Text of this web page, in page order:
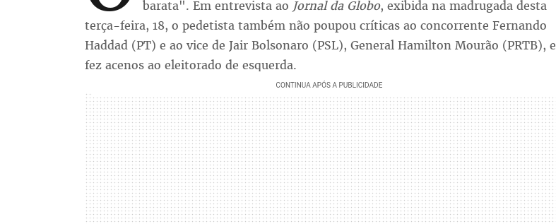
barata". Em entrevista ao Jornal da Globo, exibida na madrugada desta
terça-feira, 18, o pedetista também não poupou críticas ao concorrente Fernando
Haddad (PT) e ao vice de Jair Bolsonaro (PSL), General Hamilton Mourão (PRTB), e
fez acenos ao eleitorado de esquerda.